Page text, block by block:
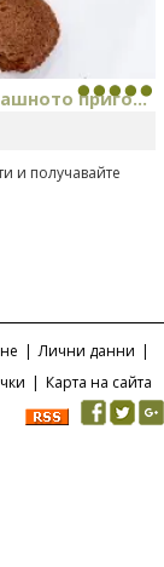
приго...
изцяло нов
и получавайте
| Лични данни |
| Карта на сайта